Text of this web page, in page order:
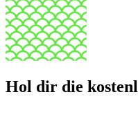
Hol dir die